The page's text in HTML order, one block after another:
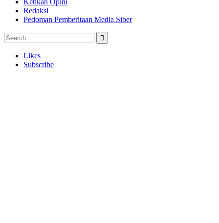
Ketikan Opini
Redaksi
Pedoman Pemberitaan Media Siber
Likes
Subscribe